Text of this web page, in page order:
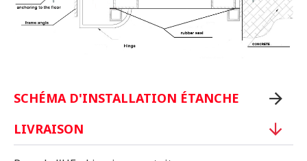
SCHÉMA D'INSTALLATION ÉTANCHE
LIVRAISON